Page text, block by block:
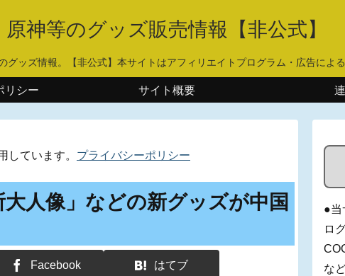
原神等のグッズ販売情報【非公式】
グッズ情報。【非公式】本サイトはアフィリエイトプログラム・広告によ
リシー サイト概要
しています。 プライバシーポリシー
大人像」などの新グッズが中国
Facebook はてブ
●当
ロ
な